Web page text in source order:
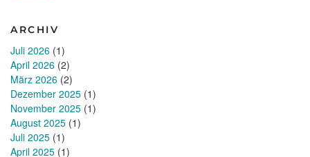
ARCHIV
Juli 2026 (1)
April 2026 (2)
März 2026 (2)
Dezember 2025 (1)
November 2025 (1)
August 2025 (1)
Juli 2025 (1)
April 2025 (1)